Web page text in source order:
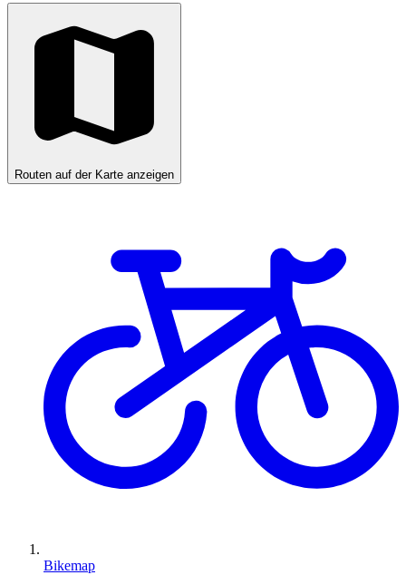
Routen auf der Karte anzeigen
Bikemap